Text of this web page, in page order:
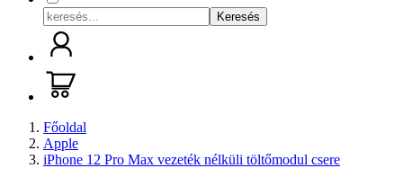
Keresés
Főoldal
Apple
iPhone 12 Pro Max vezeték nélküli töltőmodul csere